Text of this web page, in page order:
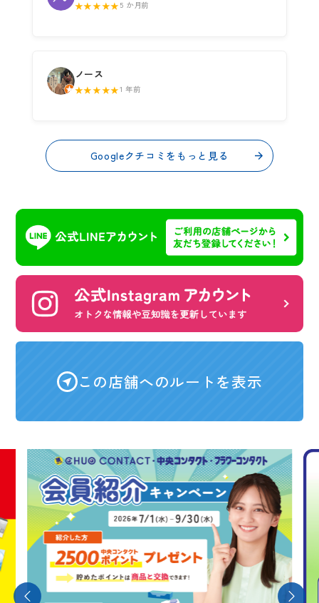
★★★★★ 5 か月前
ノース
★★★★★1 年前
Googleクチコミをもっと見る
この店舗へのルートを表示